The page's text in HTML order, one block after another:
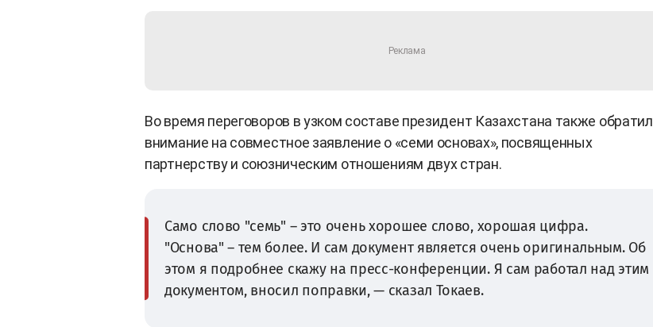
Во время переговоров в узком составе президент Казахстана также обратил
внимание на совместное заявление о «семи основах», посвященных
партнерству и союзническим отношениям двух стран.
Само слово "семь" – это очень хорошее слово, хорошая цифра.
"Основа" – тем более. И сам документ является очень оригинальным. Об
этом я подробнее скажу на пресс-конференции. Я сам работал над этим
документом, вносил поправки, — сказал Токаев.